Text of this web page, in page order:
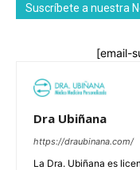
Suscríbete a nuestra
[email-
Dra Ubiñana
https://draubinana.com/
La Dra. Ubiñana es